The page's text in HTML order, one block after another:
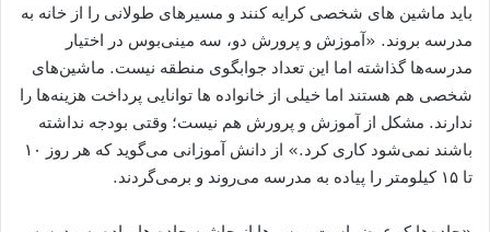
باید ماشین‌ های شخصی کرایه کنند و مسیرهای طولانی را از خانه به
مدرسه بروند. «آموزش ‌و ‌پرورش دو، سه مینی‌بوس در اختیار
مدرسه‌ها گذاشته اما این تعداد جوابگوی منطقه نیست. ماشین‌های
شخصی هم هستند اما خیلی از خانواده‌ ها توانایی پرداخت هزینه‌ها را
ندارند. مشکل از آموزش ‌و پرورش هم نیست؛ وقتی بودجه نداشته
باشند نمی‌شود کاری کرد.» از دانش‌ آموزانی می‌گوید که هر روز ۱۰
تا ۱۵ کیلومتر را پیاده به مدرسه می‌روند و برمی‌گردند.